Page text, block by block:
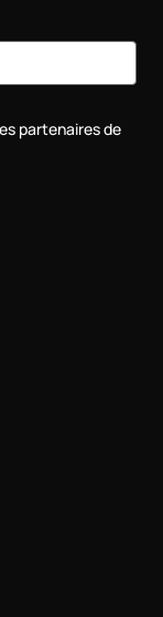
partenaires de